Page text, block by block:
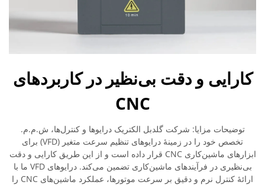
کارایی و دقت بی‌نظیر در کاربردهای
CNC
توضیحات مزایا: شرکت گلدبل الکتریک درایوها و کنترل‌ها، ش.م.م.
تخصص خود را در زمینهٔ درایوهای تنظیم سرعت متغیر (VFD) برای
ابزارهای ماشین‌کاری CNC قرار داده است و از این طریق کارایی و دقت
بی‌نظیری در فرآیندهای ماشین‌کاری تضمین می‌کند. درایوهای VFD ما با
ارائهٔ کنترل نرم و دقیق بر سرعت موتورها، عملکرد ماشین‌های CNC را